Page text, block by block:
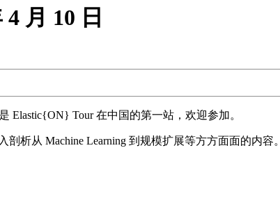
月 10 日
Elastic{ON} Tour 在中国的第一站，欢迎参加。
析从 Machine Learning 到规模扩展等方方面面的内容。